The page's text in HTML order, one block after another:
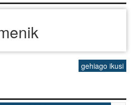
gehiago ikusi